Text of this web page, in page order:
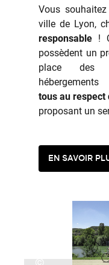
Vous
ville de Lyon,
responsable !
possèdent un
place des
hébergements
tous au respect
proposant un
EN SAVOIR